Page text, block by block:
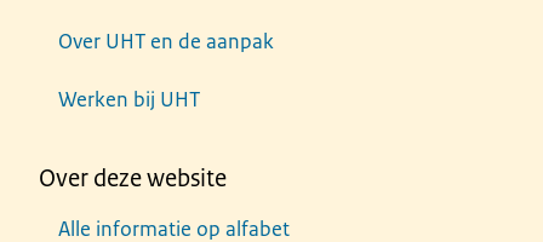
Over UHT en de aanpak
Werken bij UHT
Over deze website
Alle informatie op alfabet